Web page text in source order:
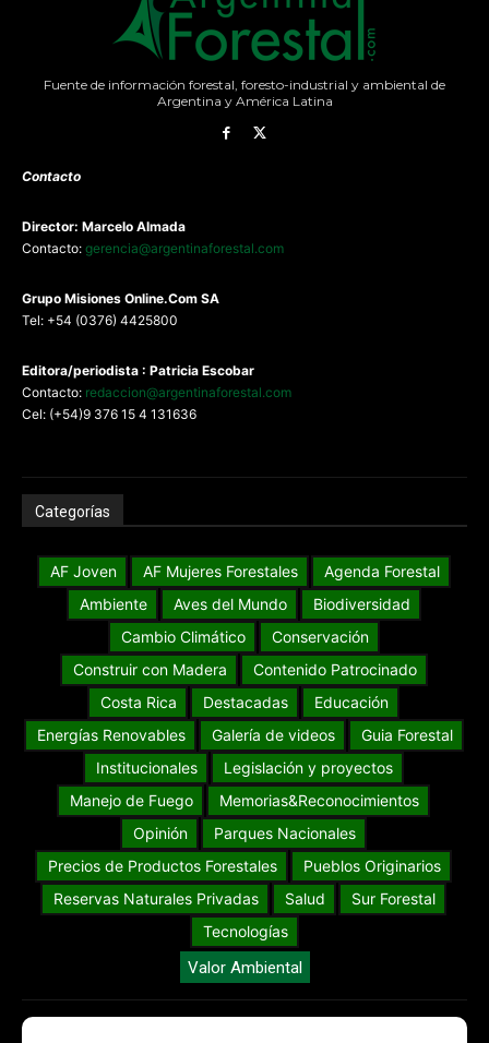
Fuente de información forestal, foresto-industrial y ambiental de
Argentina y América Latina
Contacto
Director: Marcelo Almada
Contacto: gerencia@argentinaforestal.com
Grupo Misiones Online.Com SA
Tel: +54 (0376) 4425800
Editora/periodista : Patricia Escobar
Contacto: redaccion@argentinaforestal.com
Cel: (+54)9 376 15 4 131636
Categorías
AF Joven AF Mujeres Forestales
Agenda Forestal
Ambiente
Aves del Mundo
Biodiversidad
Cambio Climático
Conservación
Construir con Madera
Contenido Patrocinado
Costa Rica
Destacadas
Educación
Energías Renovables
Galería de videos
Guia Forestal
Institucionales
Legislación y proyectos
Manejo de Fuego
Memorias&Reconocimientos
Opinión
Parques Nacionales
Precios de Productos Forestales
Pueblos Originarios
Reservas Naturales Privadas
Salud
Sur Forestal
Tecnologías
Valor Ambiental